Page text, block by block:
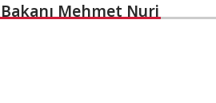
Mehmet Nuri